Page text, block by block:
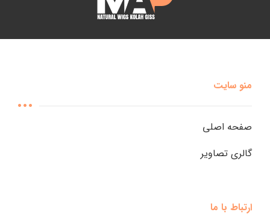
منو سایت
صفحه اصلی
گالری تصاویر
ارتباط با ما